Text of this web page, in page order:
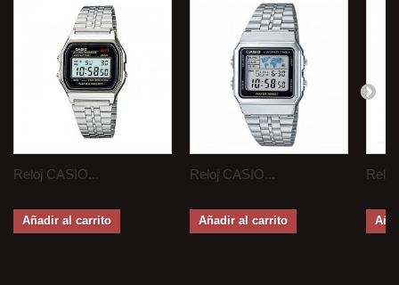
Reloj CASIO...
Añadir al carrito
Reloj CASIO...
Añadir al carrito